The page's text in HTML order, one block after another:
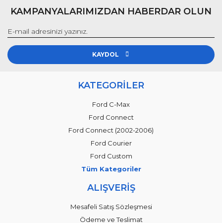
KAMPANYALARIMIZDAN HABERDAR OLUN
KAYDOL
KATEGORİLER
Ford C-Max
Ford Connect
Ford Connect (2002-2006)
Ford Courier
Ford Custom
Tüm Kategoriler
ALIŞVERİŞ
Mesafeli Satış Sözleşmesi
Ödeme ve Teslimat